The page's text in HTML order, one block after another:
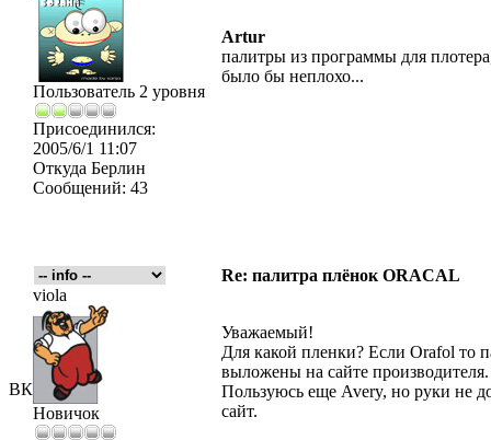
ВК
Пользователь 2 уровня
Присоединился:
2005/6/1 11:07
Откуда Берлин
Сообщений: 43
Artur
палитры из программы для
было бы неплохо...
Re: палитра плёнок ORACAL
viola
Новичок
Уважаемый!
Для какой пленки? Если Orafol то
выложены на сайте производителя.
Пользуюсь еще Avery, но руки не
сайт.